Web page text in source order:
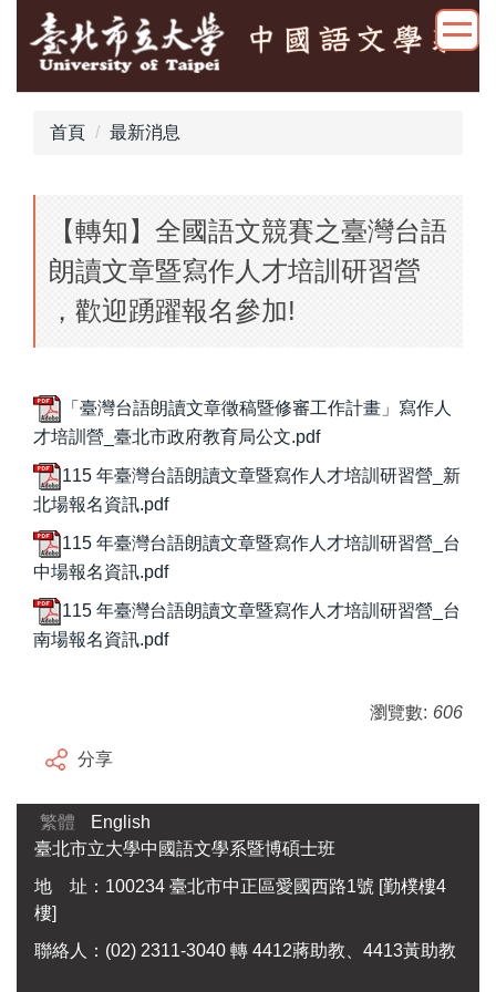
要
首頁 最新消息
【轉知】全國語文競賽之臺灣台語
朗讀文章暨寫作人才培訓研習營
，歡迎踴躍報名參加!
「臺灣台語朗讀文章徵稿暨修審工作計畫」寫作人
才培訓營_臺北市政府教育局公文.pdf
115 年臺灣台語朗讀文章暨寫作人才培訓研習營_新
北場報名資訊.pdf
115 年臺灣台語朗讀文章暨寫作人才培訓研習營_台
中場報名資訊.pdf
115 年臺灣台語朗讀文章暨寫作人才培訓研習營_台
南場報名資訊.pdf
瀏覽數: 606
分享
繁體
English
臺北市立大學中國語文學系暨博碩士班
地 址：100234 臺北市中正區愛國西路1號 [勤樸樓4
樓]
聯絡人：(02) 2311-3040 轉 4412蔣助教、4413黃助教